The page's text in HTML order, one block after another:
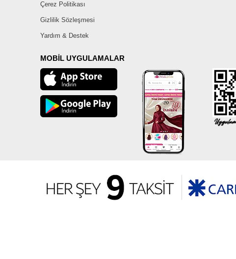
Çerez Politikası
Gizlilik Sözleşmesi
Yardım & Destek
MOBİL UYGULAMALAR